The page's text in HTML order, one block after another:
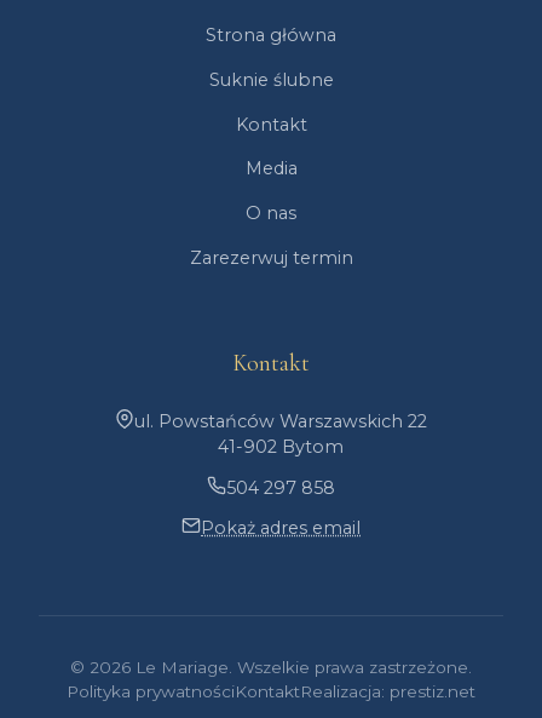
Strona główna
Suknie ślubne
Kontakt
Media
O nas
Zarezerwuj termin
Kontakt
ul. Powstańców Warszawskich 22
41-902 Bytom
504 297 858
Pokaż adres email
© 2026 Le Mariage. Wszelkie prawa zastrzeżone.
Polityka prywatnościKontaktRealizacja: prestiz.net